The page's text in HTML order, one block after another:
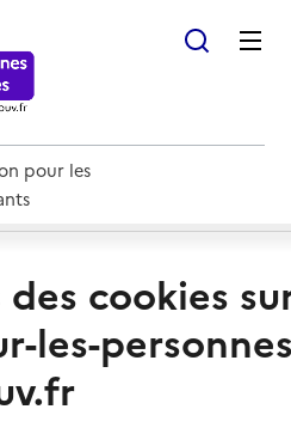
pour les
aux personnes âgées par
CLIC
cookies
les-